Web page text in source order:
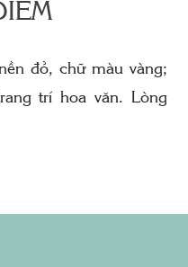
đỏ, chữ màu vàng;
trí hoa văn. Lòng